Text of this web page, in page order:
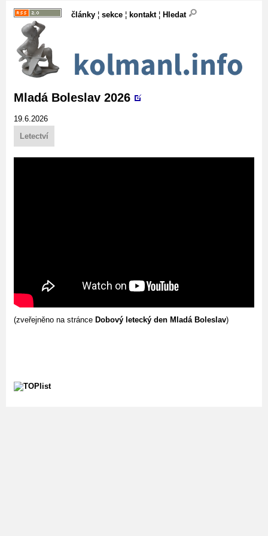
články ¦ sekce ¦ kontakt¦ Hledat
Mladá Boleslav 2026
19.6.2026
Letectví
(zveřejněno na stránce Dobový letecký den Mladá Boleslav)